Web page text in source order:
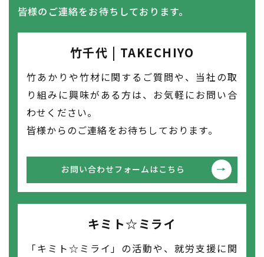
皆様のご連絡をお待ちしております。
竹千代 | TAKECHIYO
竹あかりや竹材に関するご質問や、当社の取
り組みに興味がある方は、お気軽にお問い合
わせください。
皆様からのご連絡をお待ちしております。
お問い合わせフォームはこちら
キミト☆ミライ
「キミト☆ミライ」の活動や、就労支援に関